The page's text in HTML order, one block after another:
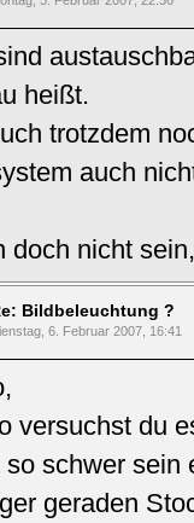
heißt.
trotzdem
auch
doch nicht
Bildbeleuchtung ?
6. Februar 2007, 16:41
versuchst du
so schwer sein
geraden